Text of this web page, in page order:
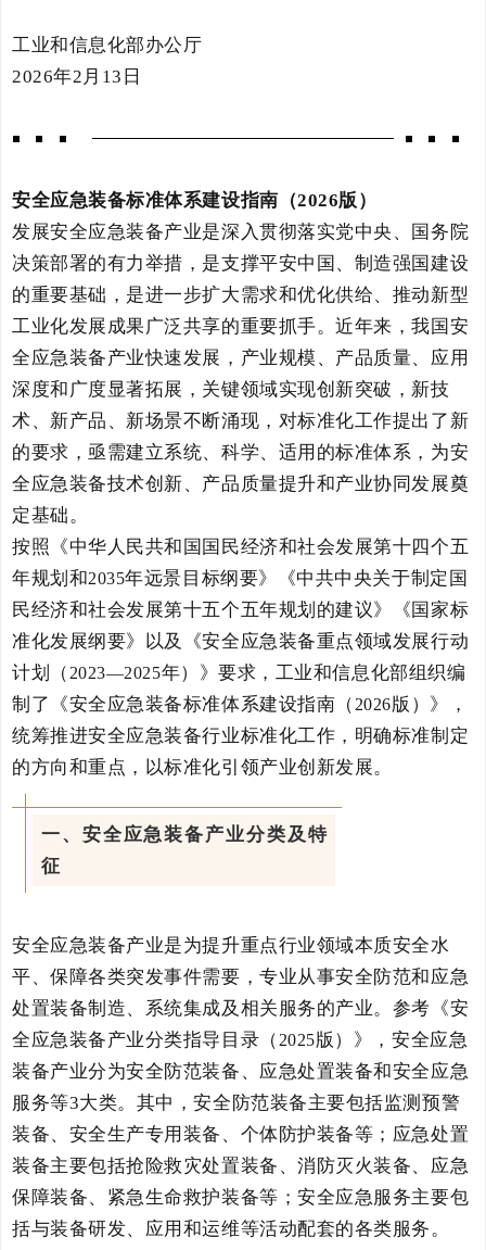
工业和信息化部办公厅
2026年2月13日
安全应急装备标准体系建设指南（2026版）
发展安全应急装备产业是深入贯彻落实党中央、国务院
决策部署的有力举措，是支撑平安中国、制造强国建设
的重要基础，是进一步扩大需求和优化供给、推动新型
工业化发展成果广泛共享的重要抓手。近年来，我国安
全应急装备产业快速发展，产业规模、产品质量、应用
深度和广度显著拓展，关键领域实现创新突破， 新技
术、 新产品、新场景不断涌现，对标准化工作提出了新
的要求 ， 亟需建立系统、科学、适用的标准体系 ， 为安
全应急装备技术创新、产品质量提升和产业协同发展奠
定基础。
按照《中华人民共和国国民经济和社会发展第十四个五
年规划和2035年远景目标纲要》《中共中央关于制定国
民经济和社会发展第十五个五年规划的建议》
《国家标
准化发展纲要》以及《安全应急装备重点领域发展行动
计划（ 2023—2025年） 》要求，工业和信息化部组织编
制了《安全应急装备标准体系建设指南（ 2026版）》
，
统筹推进安全应急装备行业标准化工作，明确标准制定
的方向和重点，以标准化引领产业创新发展。
一、安全应急装备产业分类及特
征
安全应急装备产业是为提升重点行业领域本质安全水
平、保障各类突发事件需要，专业从事安全防范和应急
处置装备制造、系统集成及相关服务的产业。 参考《安
全应急装备产业分类指导目录（ 2025版）》，安全应急
装备产业分为安全防范装备、应急处置装备和安全应急
服务等3大类。其中，安全防范装备主要包括监测预警
装备、安全生产专用装备、个体防护装备等；应急处置
装备主要包括抢险救灾处置装备、消防灭火装备、应急
保障装备、紧急生命救护装备等；安全应急服务主要包
括与装备研发、应用和运维等活动配套的各类服务。